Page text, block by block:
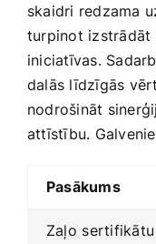
skaidri redzama‌
turpinot izstrādāt
iniciatīvas.
dalās līdzīgās
nodrošināt
attīstību.
Pasākums
Zaļo ⁤sertifikātu